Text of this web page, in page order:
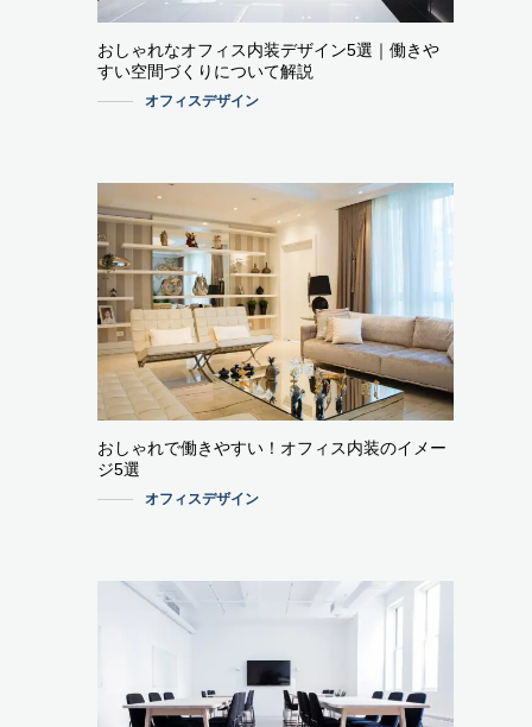
おしゃれなオフィス内装デザイン5選｜働きや
すい空間づくりについて解説
オフィスデザイン
おしゃれで働きやすい！オフィス内装のイメー
ジ5選
オフィスデザイン